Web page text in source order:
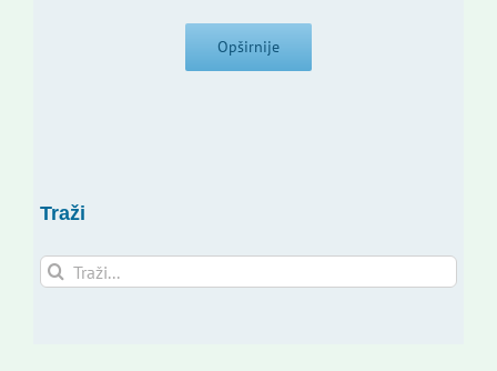
Opširnije
Traži
Traži...